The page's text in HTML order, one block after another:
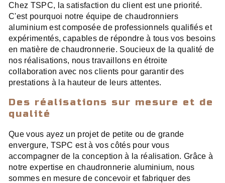
Chez TSPC, la satisfaction du client est une priorité.
C'est pourquoi notre équipe de chaudronniers
aluminium est composée de professionnels qualifiés et
expérimentés, capables de répondre à tous vos besoins
en matière de chaudronnerie. Soucieux de la qualité de
nos réalisations, nous travaillons en étroite
collaboration avec nos clients pour garantir des
prestations à la hauteur de leurs attentes.
Des réalisations sur mesure et de
qualité
Que vous ayez un projet de petite ou de grande
envergure, TSPC est à vos côtés pour vous
accompagner de la conception à la réalisation. Grâce à
notre expertise en chaudronnerie aluminium, nous
sommes en mesure de concevoir et fabriquer des